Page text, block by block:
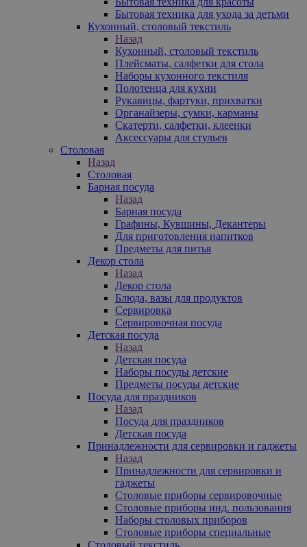
Бытовая техника для ухода за детьми
Кухонный, столовый текстиль
Назад
Кухонный, столовый текстиль
Плейсматы, салфетки для стола
Наборы кухонного текстиля
Полотенца для кухни
Рукавицы, фартуки, прихватки
Органайзеры, сумки, карманы
Скатерти, салфетки, клеенки
Аксессуары для стульев
Столовая
Назад
Столовая
Барная посуда
Назад
Барная посуда
Графины, Кувшины, Декантеры
Для приготовления напитков
Предметы для питья
Декор стола
Назад
Декор стола
Блюда, вазы для продуктов
Сервировка
Сервировочная посуда
Детская посуда
Назад
Детская посуда
Наборы посуды детские
Предметы посуды детские
Посуда для праздников
Назад
Посуда для праздников
Детская посуда
Принадлежности для сервировки и гаджеты
Назад
Принадлежности для сервировки и
гаджеты
Столовые приборы сервировочные
Столовые приборы инд. пользования
Наборы столовых приборов
Столовые приборы специальные
Столовый текстиль